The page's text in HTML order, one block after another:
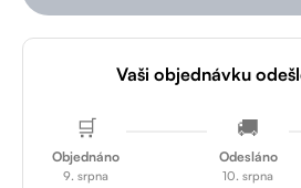
Vaši objednávku
🛒
Objednáno
9. srpna
🚚
Odesláno
10. srpna